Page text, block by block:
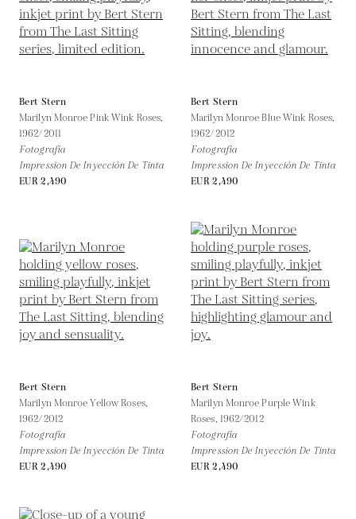
Bert Stern
Marilyn Monroe Pink Wink Roses,
1962/2011
Fotografía
Impression De Inyección De Tinta
EUR 2,490
Bert Stern
Marilyn Monroe Blue Wink Roses,
1962/2012
Fotografía
Impression De Inyección De Tinta
EUR 2,490
Bert Stern
Marilyn Monroe Yellow Roses,
1962/2012
Fotografía
Impression De Inyección De Tinta
EUR 2,490
Bert Stern
Marilyn Monroe Purple Wink
Roses, 1962/2012
Fotografía
Impression De Inyección De Tinta
EUR 2,490